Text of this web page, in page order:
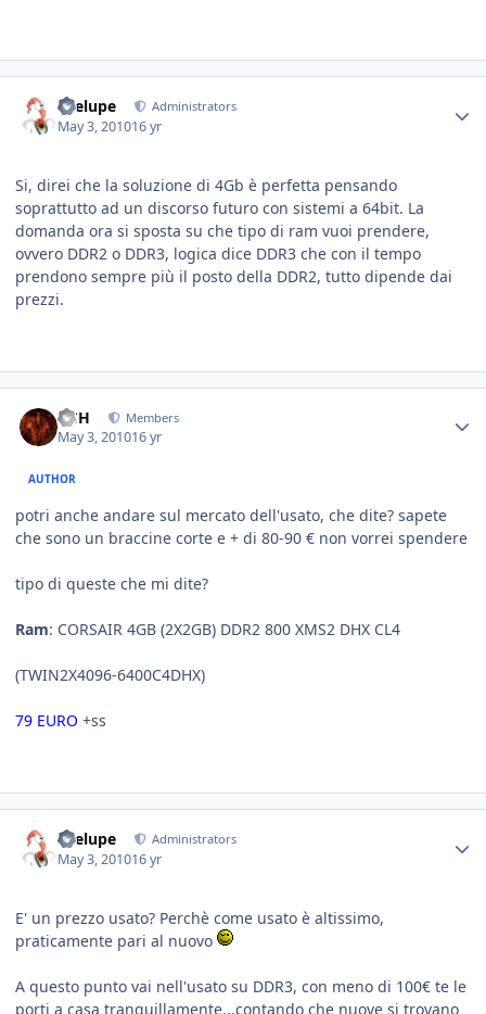
Toelupe Administrators
May 3, 201016 yr
Si, direi che la soluzione di 4Gb è perfetta pensando
soprattutto ad un discorso futuro con sistemi a 64bit. La
domanda ora si sposta su che tipo di ram vuoi prendere,
ovvero DDR2 o DDR3, logica dice DDR3 che con il tempo
prendono sempre più il posto della DDR2, tutto dipende dai
prezzi.
HSH Members
May 3, 201016 yr
AUTHOR
potri anche andare sul mercato dell'usato, che dite? sapete
che sono un braccine corte e + di 80-90 € non vorrei spendere
tipo di queste che mi dite?
Ram: CORSAIR 4GB (2X2GB) DDR2 800 XMS2 DHX CL4
(TWIN2X4096-6400C4DHX)
79 EURO +ss
Toelupe Administrators
May 3, 201016 yr
E' un prezzo usato? Perchè come usato è altissimo,
praticamente pari al nuovo
A questo punto vai nell'usato su DDR3, con meno di 100€ te le
porti a casa tranquillamente...contando che nuove si trovano